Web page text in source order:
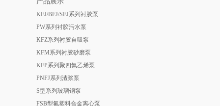
KFJ/BFJ/SFJ系列衬胶泵
PW系列衬胶污水泵
KFZ系列衬胶自吸泵
KFM系列衬胶砂磨泵
KFP系列聚四氟乙烯泵
PNFJ系列渣浆泵
S型系列玻璃钢泵
FSB型氟塑料合金离心泵